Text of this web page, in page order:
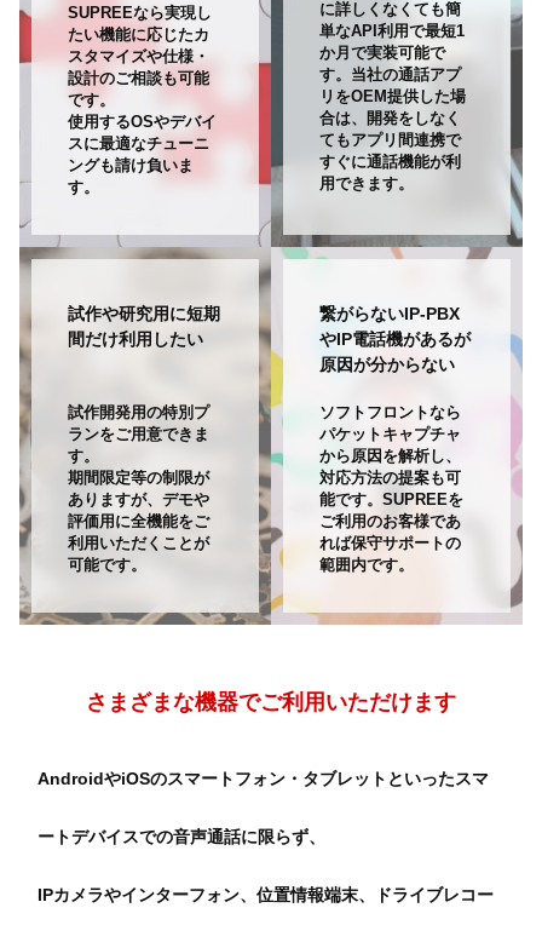
SUPREEなら実現し
たい機能に応じたカ
スタマイズや仕様・
設計のご相談も可能
です。
使用するOSやデバイ
スに最適なチューニ
ングも請け負いま
す。
に詳しくなくても簡
単なAPI利用で最短1
か月で実装可能で
す。当社の通話アプ
リをOEM提供した場
合は、開発をしなく
てもアプリ間連携で
すぐに通話機能が利
用できます。
試作や研究用に短期
間だけ利用したい
試作開発用の特別プ
ランをご用意できま
す。
期間限定等の制限が
ありますが、デモや
評価用に全機能をご
利用いただくことが
可能です。
繋がらないIP-PBX
やIP電話機があるが
原因が分からない
ソフトフロントなら
パケットキャプチャ
から原因を解析し、
対応方法の提案も可
能です。SUPREEを
ご利用のお客様であ
れば保守サポートの
範囲内です。
さまざまな機器でご利用いただけます
AndroidやiOSのスマートフォン・タブレットといったスマ
ートデバイスでの音声通話に限らず、
IPカメラやインターフォン、位置情報端末、ドライブレコー